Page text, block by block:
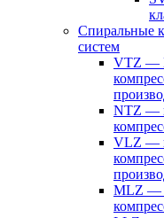
Спиральные
систем
VTZ —
NTZ —
VLZ —
MLZ —